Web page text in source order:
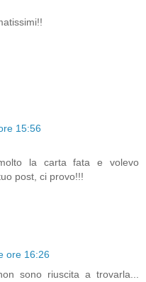
15:56
la carta fata e volevo
post, ci provo!!!
ore 16:26
sono riuscita a trovarla...